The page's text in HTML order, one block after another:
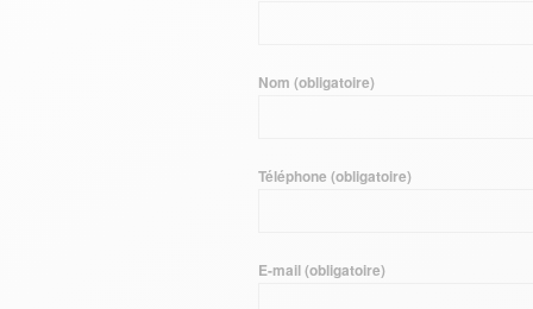
Nom (obligatoire)
Téléphone (obligatoire)
E-mail (obligatoire)